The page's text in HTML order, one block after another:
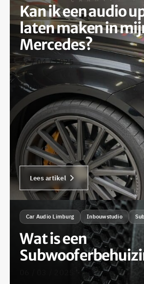
Kan ik een audio
laten maken in
Mercedes?
22 / 04 / 2025
•
dennis
Lees artikel
Car Audio Limburg Inbouwstudio
Wat is een